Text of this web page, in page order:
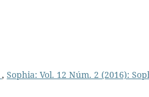
, Sophia: Vol. 12 Núm. 2 (2016):